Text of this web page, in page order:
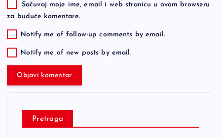
Sačuvaj moje ime, email i web stranicu u ovom browseru
za buduće komentare.
Notify me of follow-up comments by email.
Notify me of new posts by email.
Pretraga